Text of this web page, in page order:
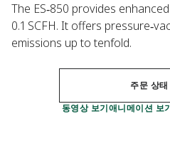
The ES‑850 provides
0.1 SCFH. It offers
emissions up to tenfold.
주문 상태
동영상 보기애니메이션 보